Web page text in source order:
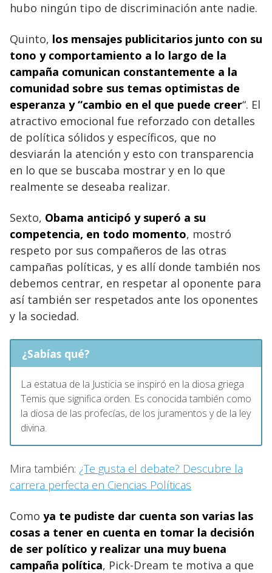
hubo ningún tipo de discriminación ante nadie.
Quinto, los mensajes publicitarios junto con su
tono y comportamiento a lo largo de la
campaña comunican constantemente a la
comunidad sobre sus temas optimistas de
esperanza y “cambio en el que puede creer“. El
atractivo emocional fue reforzado con detalles
de política sólidos y específicos, que no
desviarán la atención y esto con transparencia
en lo que se buscaba mostrar y en lo que
realmente se deseaba realizar.
Sexto, Obama anticipó y superó a su
competencia, en todo momento, mostró
respeto por sus compañeros de las otras
campañas políticas, y es allí donde también nos
debemos centrar, en respetar al oponente para
así también ser respetados ante los oponentes
y la sociedad.
¿Sabías qué?
La estatua de la Justicia se inspiró en la diosa griega
Temis que significa orden. Es conocida también como
la diosa de las profecías, de los juramentos y de la ley
divina.
Mira también: ¿Te gusta el debate? Descubre la
carrera perfecta en Ciencias Políticas
Como ya te pudiste dar cuenta son varias las
cosas a tener en cuenta en tomar la decisión
de ser político y realizar una muy buena
campaña política, Pick-Dream te motiva a que